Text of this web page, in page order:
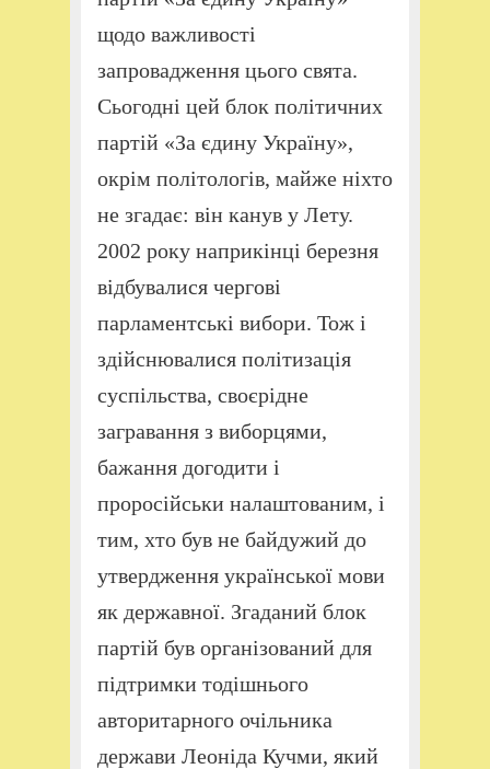
щодо важливості
запровадження цього свята.
Сьогодні цей блок політичних
партій «За єдину Україну»,
окрім політологів, майже ніхто
не згадає: він канув у Лету.
2002 року наприкінці березня
відбувалися чергові
парламентські вибори. Тож і
здійснювалися політизація
суспільства, своєрідне
загравання з виборцями,
бажання догодити і
проросійськи налаштованим, і
тим, хто був не байдужий до
утвердження української мови
як державної. Згаданий блок
партій був організований для
підтримки тодішнього
авторитарного очільника
держави Леоніда Кучми, який